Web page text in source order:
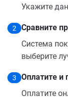
Укажите
2
Сравните
Система
выберите
3
Оплатите и
Оплатите